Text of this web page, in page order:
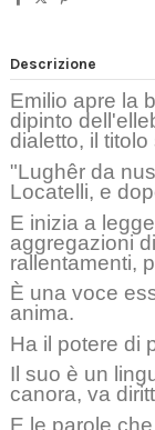
Descrizione
Emilio apre la
dipinto
dialetto, il titolo
"Lughêr da
Locatelli, e
E inizia a
aggregazioni
rallentamenti,
È una voce
anima.
Ha il potere di
Il suo è un
canora, va
E le parole